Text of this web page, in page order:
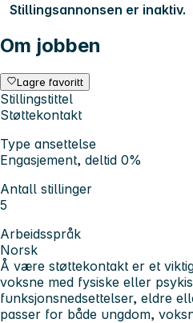
Stillingsannonsen er inaktiv.
Om jobben
Lagre favoritt
Stillingstittel
Støttekontakt
Type ansettelse
Engasjement, deltid 0%
Antall stillinger
5
Arbeidsspråk
Norsk
Å være støttekontakt er et
voksne med fysiske eller
funksjonsnedsettelser, eldre
passer for både ungdom,